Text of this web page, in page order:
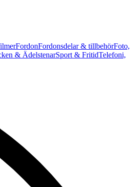
FordonFordonsdelar & tillbehörFoto,
& ÄdelstenarSport & FritidTelefoni,